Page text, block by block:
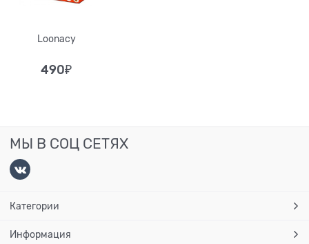
Loonacy
490₽
МЫ В СОЦ СЕТЯХ
Категории
Информация